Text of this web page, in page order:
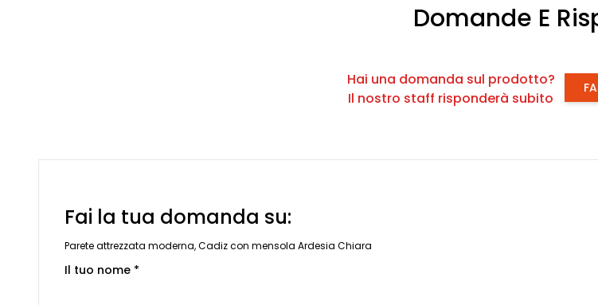
Domande E
Hai una domanda sul prodotto?
Il nostro staff risponderà subito
Fai la tua domanda su:
Parete attrezzata moderna, Cadiz con mensola Ardesia Chiara
Il tuo nome *